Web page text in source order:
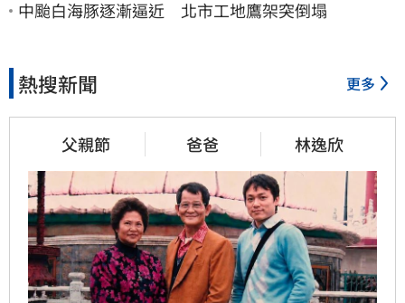
中颱白海豚逐漸逼近 北市工地鷹架突倒塌
熱搜新聞 更多
父親節 爸爸 林逸欣